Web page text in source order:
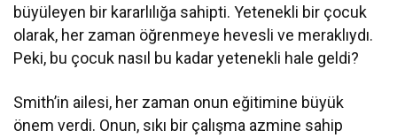
büyüleyen bir kararlılığa sahipti. Yetenekli bir çocuk
olarak, her zaman öğrenmeye hevesli ve meraklıydı.
Peki, bu çocuk nasıl bu kadar yetenekli hale geldi?
Smith’in ailesi, her zaman onun eğitimine büyük
önem verdi. Onun, sıkı bir çalışma azmine sahip